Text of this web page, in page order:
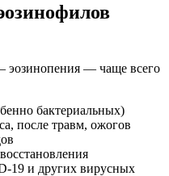
— чаще всего
бактериальных)
после травм, ожогов
19 и других вирусных